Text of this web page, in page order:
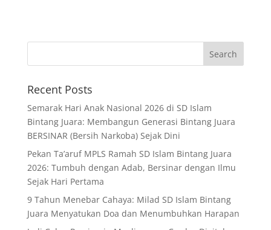
Recent Posts
Semarak Hari Anak Nasional 2026 di SD Islam
Bintang Juara: Membangun Generasi Bintang Juara
BERSINAR (Bersih Narkoba) Sejak Dini
Pekan Ta’aruf MPLS Ramah SD Islam Bintang Juara
2026: Tumbuh dengan Adab, Bersinar dengan Ilmu
Sejak Hari Pertama
9 Tahun Menebar Cahaya: Milad SD Islam Bintang
Juara Menyatukan Doa dan Menumbuhkan Harapan